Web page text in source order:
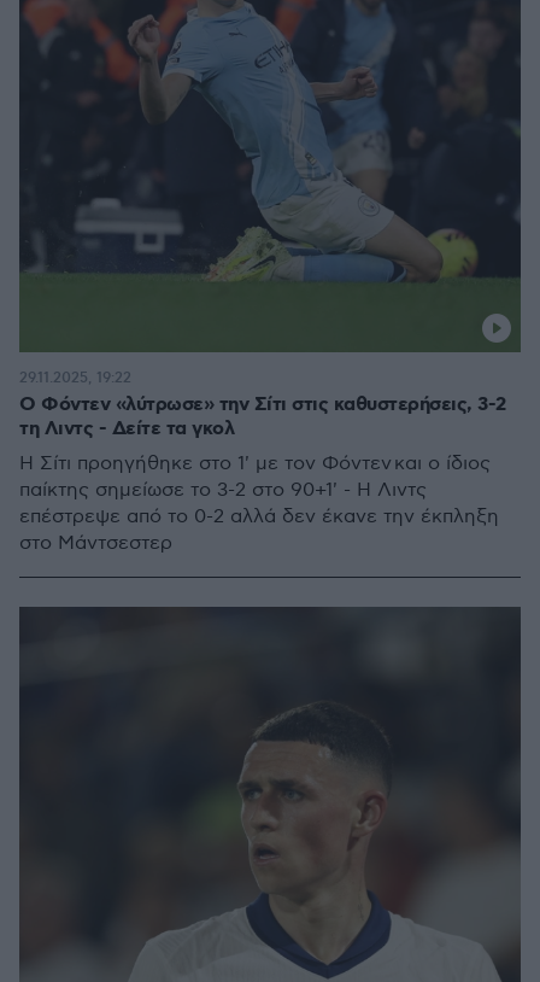
Ο Φόντεν «λύτρωσε» την Σίτι στις καθυστερήσεις, 3-2
τη Λιντς - Δείτε τα γκολ
Η Σίτι προηγήθηκε στο 1' με τον Φόντεν και ο ίδιος
παίκτης σημείωσε το 3-2 στο 90+1' - Η Λιντς
επέστρεψε από το 0-2 αλλά δεν έκανε την έκπληξη
στο Μάντσεστερ
29.11.2025, 19:22